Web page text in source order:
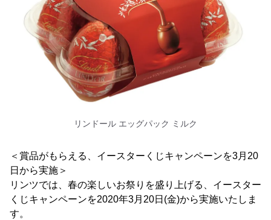
リンドール エッグパック ミルク
＜賞品がもらえる、イースターくじキャンペーンを3月20
日から実施＞
リンツでは、春の楽しいお祭りを盛り上げる、イースター
くじキャンペーンを2020年3月20日(金)から実施いたしま
す。